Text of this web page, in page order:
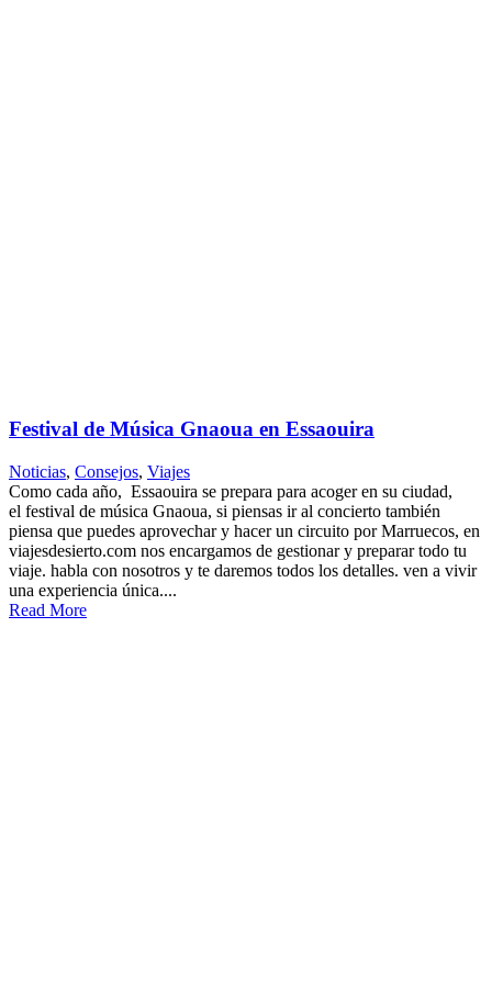
Festival de Música Gnaoua en Essaouira
Noticias, Consejos, Viajes
Como cada año, Essaouira se prepara para acoger en su ciudad,
el festival de música Gnaoua, si piensas ir al concierto también
piensa que puedes aprovechar y hacer un circuito por Marruecos, en
viajesdesierto.com nos encargamos de gestionar y preparar todo tu
viaje. habla con nosotros y te daremos todos los detalles. ven a vivir
una experiencia única....
Read More